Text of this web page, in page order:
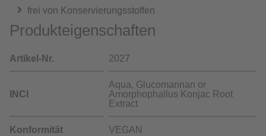
frei von Konservierungsstoffen
Produkteigenschaften
Artikel-Nr. 2027
INCI
Aqua, Glucomannan or
Amorphophallus Konjac Root
Extract
Konformität VEGAN